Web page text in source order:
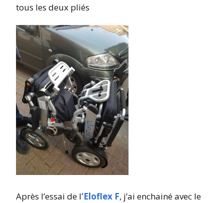
tous les deux pliés
Après l’essai de l‘Eloflex F, j’ai enchainé avec le